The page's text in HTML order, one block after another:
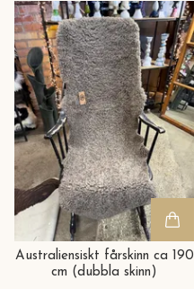
Australiensiskt fårskinn ca 190
cm (dubbla skinn)